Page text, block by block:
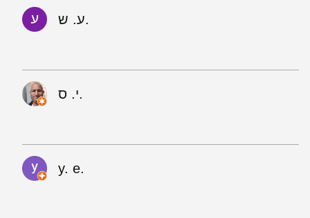
ע. ש.
י. ס.
y. e.